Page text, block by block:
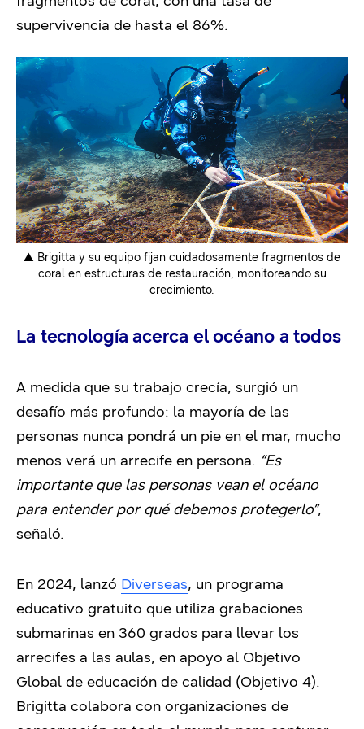
supervivencia de hasta el 86%.
▲ Brigitta y su equipo fijan cuidadosamente fragmentos de
coral en estructuras de restauración, monitoreando su
crecimiento.
La tecnología acerca el océano a todos
A medida que su trabajo crecía, surgió un
desafío más profundo: la mayoría de las
personas nunca pondrá un pie en el mar, mucho
menos verá un arrecife en persona. “Es
importante que las personas vean el océano
para entender por qué debemos protegerlo”,
señaló.
En 2024, lanzó Diverseas, un programa
educativo gratuito que utiliza grabaciones
submarinas en 360 grados para llevar los
arrecifes a las aulas, en apoyo al Objetivo
Global de educación de calidad (Objetivo 4).
Brigitta colabora con organizaciones de